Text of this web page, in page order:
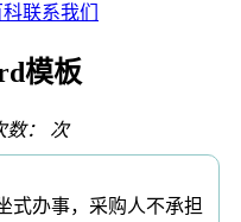
科联系我们
模板
数： 次
办事，采购人不承担